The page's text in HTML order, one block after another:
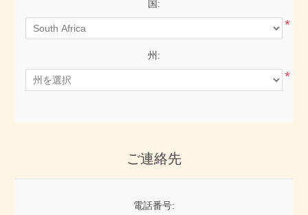
国:
*
州:
*
ご連絡先
電話番号: